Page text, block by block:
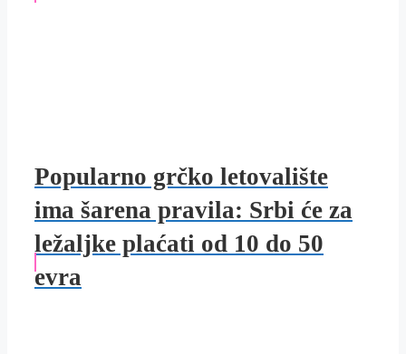
Popularno grčko letovalište
ima šarena pravila: Srbi će za
ležaljke plaćati od 10 do 50
evra